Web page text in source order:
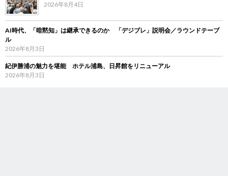
2026年8月4日
AI時代、「暗黙知」は継承できるのか 「デジブレ」説明会／ラウンドテーブ
ル
2026年8月3日
紀伊勝浦の魅力を堪能 ホテル浦島、日昇館をリニューアル
2026年8月3日